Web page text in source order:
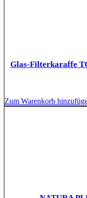
Glas-Filterkaraffe
Zum Warenkorb